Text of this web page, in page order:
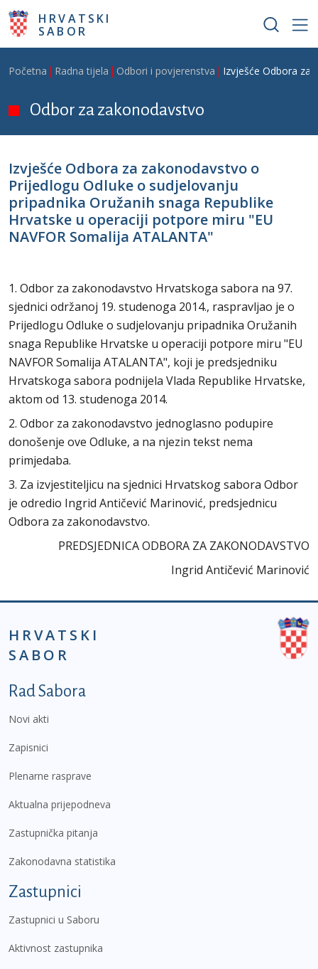
Skoči na glavni sadržaj
HRVATSKI
SABOR
Breadcrumb
Početna Radna tijela Odbori i povjerenstva Izvješće Odbora za
Odbor za zakonodavstvo
Izvješće Odbora za zakonodavstvo o
Prijedlogu Odluke o sudjelovanju
pripadnika Oružanih snaga Republike
Hrvatske u operaciji potpore miru "EU
NAVFOR Somalija ATALANTA"
1. Odbor za zakonodavstvo Hrvatskoga sabora na 97.
sjednici održanoj 19. studenoga 2014., raspravljao je o
Prijedlogu Odluke o sudjelovanju pripadnika Oružanih
snaga Republike Hrvatske u operaciji potpore miru "EU
NAVFOR Somalija ATALANTA", koji je predsjedniku
Hrvatskoga sabora podnijela Vlada Republike Hrvatske,
aktom od 13. studenoga 2014.
2. Odbor za zakonodavstvo jednoglasno podupire
donošenje ove Odluke, a na njezin tekst nema
primjedaba.
3. Za izvjestiteljicu na sjednici Hrvatskog sabora Odbor
je odredio Ingrid Antičević Marinović, predsjednicu
Odbora za zakonodavstvo.
PREDSJEDNICA ODBORA ZA ZAKONODAVSTVO
Ingrid Antičević Marinović
HRVATSKI
SABOR
Podnožje prvi izbornik
Rad Sabora
Novi akti
Zapisnici
Plenarne rasprave
Aktualna prijepodneva
Zastupnička pitanja
Zakonodavna statistika
Zastupnici
Zastupnici u Saboru
Aktivnost zastupnika